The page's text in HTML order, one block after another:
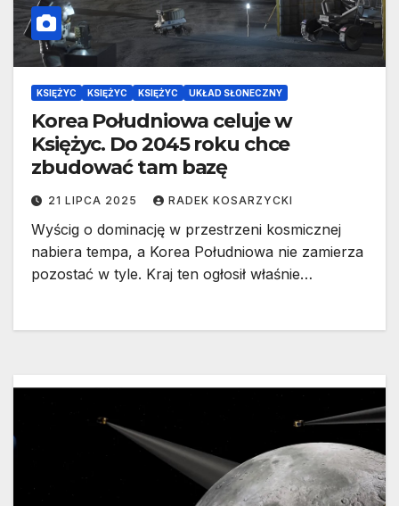
KSIĘŻYC KSIĘŻYC KSIĘŻYC UKŁAD SŁONECZNY
Korea Południowa celuje w
Księżyc. Do 2045 roku chce
zbudować tam bazę
21 LIPCA 2025 RADEK KOSARZYCKI
Wyścig o dominację w przestrzeni kosmicznej
nabiera tempa, a Korea Południowa nie zamierza
pozostać w tyle. Kraj ten ogłosił właśnie…